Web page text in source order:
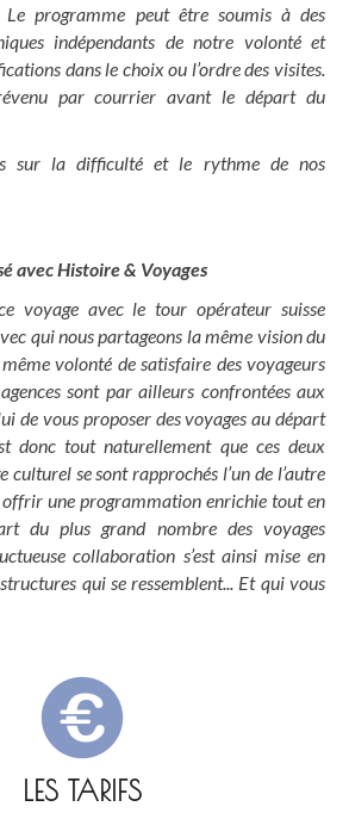
Le programme peut être soumis à des
indépendants de notre volonté et
dans le choix ou l’ordre des visites.
par courrier avant le départ du
sur la difficulté et le rythme de nos
avec Histoire & Voyages
voyage avec le tour opérateur suisse
qui nous partageons la même vision du
volonté de satisfaire des voyageurs
sont par ailleurs confrontées aux
de vous proposer des voyages au départ
donc tout naturellement que ces deux
culturel se sont rapprochés l’un de l’autre
offrir une programmation enrichie tout en
du plus grand nombre des voyages
collaboration s’est ainsi mise en
qui se ressemblent... Et qui vous
LES TARIFS